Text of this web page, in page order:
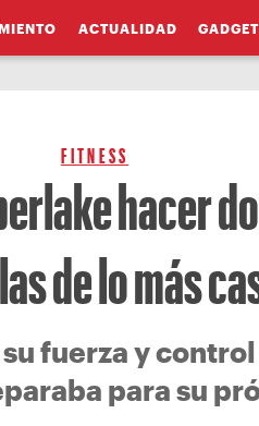
ACTUALIDAD
FITNESS
hacer
de lo más
fuerza y
para su